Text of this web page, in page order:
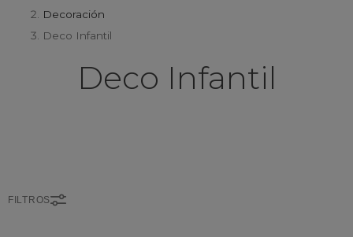
Decoración
Deco Infantil
Deco Infantil
FILTROS